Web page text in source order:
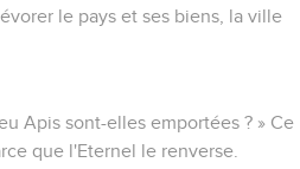
le pays et ses biens, la ville
Apis sont-elles emportées ? » Ce
que l'Eternel le renverse.